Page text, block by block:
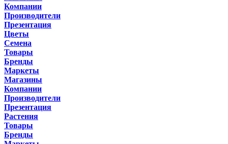
Компании
Производители
Презентация
Цветы
Семена
Товары
Бренды
Маркеты
Магазины
Компании
Производители
Презентация
Растения
Товары
Бренды